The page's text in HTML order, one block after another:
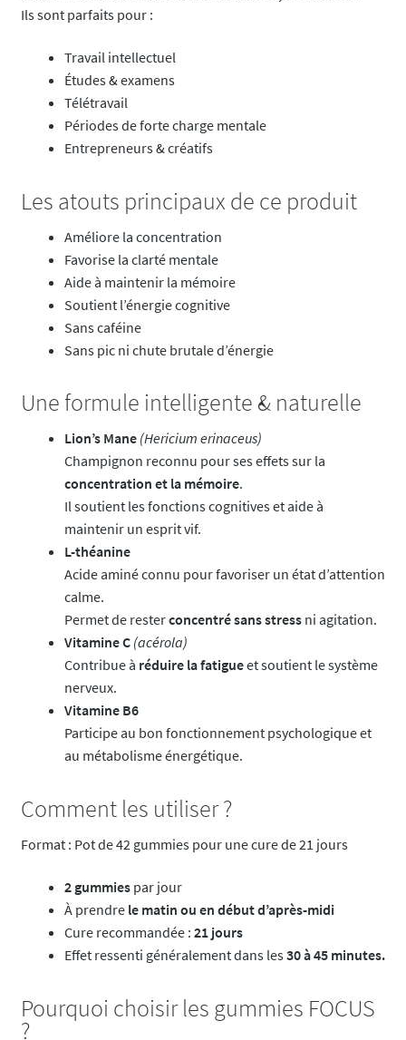
Ils sont parfaits pour :
Travail intellectuel
Études & examens
Télétravail
Périodes de forte charge mentale
Entrepreneurs & créatifs
Les atouts principaux de ce produit
Améliore la concentration
Favorise la clarté mentale
Aide à maintenir la mémoire
Soutient l’énergie cognitive
Sans caféine
Sans pic ni chute brutale d’énergie
Une formule intelligente & naturelle
Lion’s Mane (Hericium erinaceus)
Champignon reconnu pour ses effets sur la
concentration et la mémoire.
Il soutient les fonctions cognitives et aide à
maintenir un esprit vif.
L-théanine
Acide aminé connu pour favoriser un état d’attention
calme.
Permet de resterconcentré sans stressni agitation.
Vitamine C (acérola)
Contribue à réduire la fatigueet soutient le système
nerveux.
Vitamine B6
Participe au bon fonctionnement psychologique et
au métabolisme énergétique.
Comment les utiliser ?
Format : Pot de 42 gummies pour une cure de 21 jours
2 gummiespar jour
À prendre le matin ou en début d’après-midi
Cure recommandée : 21 jours
Effet ressenti généralement dans les30 à 45 minutes.
Pourquoi choisir les gummies FOCUS
?